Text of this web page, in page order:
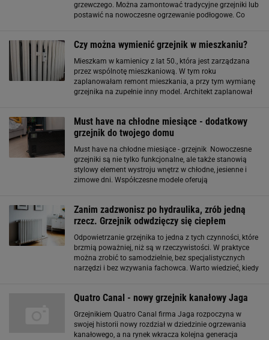
grzewczego. Można zamontować tradycyjne grzejniki lub
postawić na nowoczesne ogrzewanie podłogowe. Co
Czy można wymienić grzejnik w mieszkaniu?
Mieszkam w kamienicy z lat 50., która jest zarządzana
przez wspólnotę mieszkaniową. W tym roku
zaplanowałam remont mieszkania, a przy tym wymianę
grzejnika na zupełnie inny model. Architekt zaplanował
Must have na chłodne miesiące - dodatkowy
grzejnik do twojego domu
Must have na chłodne miesiące - grzejnik Nowoczesne
grzejniki są nie tylko funkcjonalne, ale także stanowią
stylowy element wystroju wnętrz w chłodne, jesienne i
zimowe dni. Współczesne modele oferują
Zanim zadzwonisz po hydraulika, zrób jedną
rzecz. Grzejnik odwdzięczy się ciepłem
Odpowietrzanie grzejnika to jedna z tych czynności, które
brzmią poważniej, niż są w rzeczywistości. W praktyce
można zrobić to samodzielnie, bez specjalistycznych
narzędzi i bez wzywania fachowca. Warto wiedzieć, kiedy
Quatro Canal - nowy grzejnik kanałowy Jaga
Grzejnikiem Quatro Canal firma Jaga rozpoczyna w
swojej historii nowy rozdział w dziedzinie ogrzewania
kanałowego, a na rynek wkracza kolejna generacja